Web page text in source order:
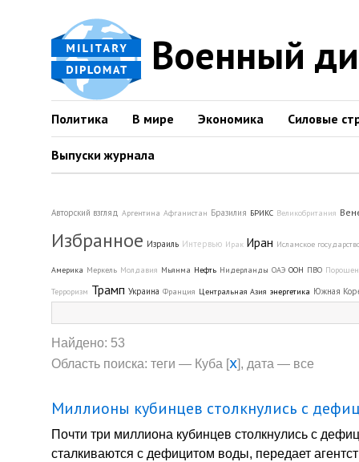
Военный
Политика В мире Экономика Силовые
Выпуски журнала
Авторский взгляд Аргентина Афганистан Бразилия БРИКС Великобритания
Избранное Израиль Интервью Ирак Иран Исламское
Америка Меркель Молдавия Мьянма Нефть Нидерланды ОАЭ ООН ПВО
Терроризм Трамп Украина Франция Центральная Азия энергетика Южная
Найдено: 53
Область поиска: теги — Куба [x], дата — все
Миллионы кубинцев столкнулись с
Почти три миллиона кубинцев столкнулись с
сталкиваются с дефицитом воды, передает